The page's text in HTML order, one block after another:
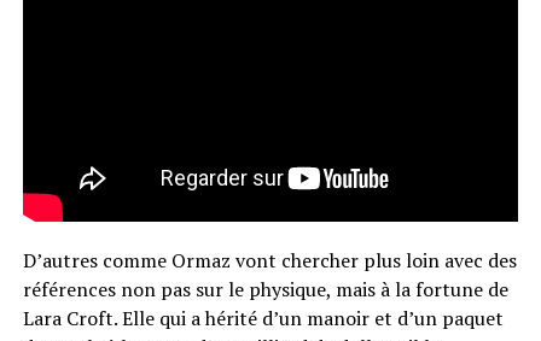
D’autres comme Ormaz vont chercher plus loin avec des
références non pas sur le physique, mais à la fortune de
Lara Croft. Elle qui a hérité d’un manoir et d’un paquet